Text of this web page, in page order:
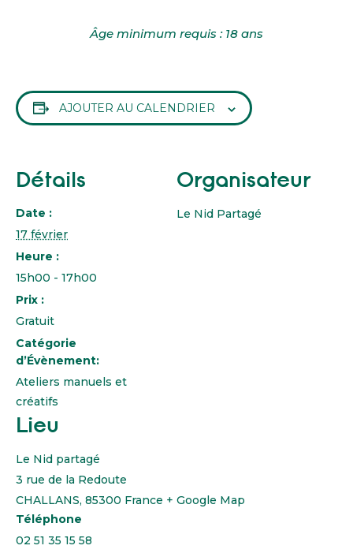
Âge minimum requis : 18 ans
AJOUTER AU CALENDRIER
Détails
Date :
17 février
Heure :
15h00 - 17h00
Prix :
Gratuit
Catégorie
d’Évènement:
Ateliers manuels et
créatifs
Lieu
Le Nid partagé
3 rue de la Redoute
CHALLANS, 85300 France + Google Map
Téléphone
02 51 35 15 58
Organisateur
Le Nid Partagé